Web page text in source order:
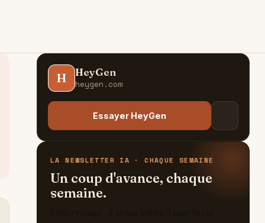
H HeyGen
heygen.com
Essayer HeyGen
LA NEWSLETTER IA · CHAQUE SEMAINE
Un coup d'avance, chaque
semaine.